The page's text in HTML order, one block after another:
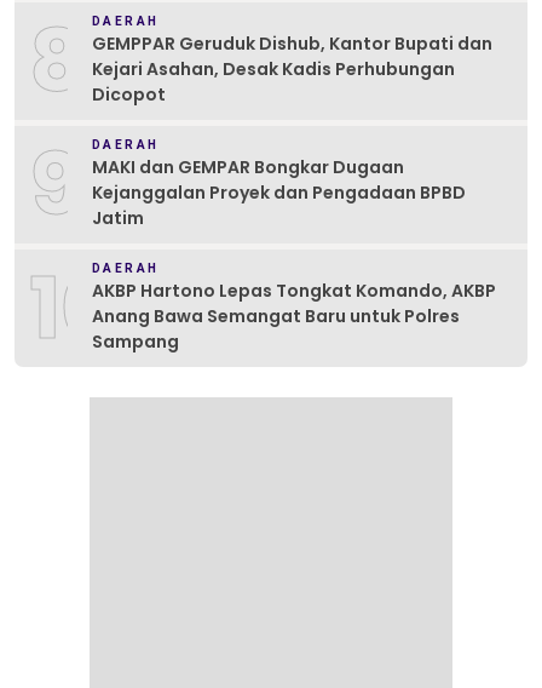
8 DAERAH
GEMPPAR Geruduk Dishub, Kantor Bupati dan
Kejari Asahan, Desak Kadis Perhubungan
Dicopot
9 DAERAH
MAKI dan GEMPAR Bongkar Dugaan
Kejanggalan Proyek dan Pengadaan BPBD
Jatim
10DAERAH
AKBP Hartono Lepas Tongkat Komando, AKBP
Anang Bawa Semangat Baru untuk Polres
Sampang